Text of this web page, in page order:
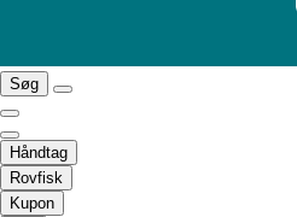
Søg
Håndtag
Rovfisk
Kupon